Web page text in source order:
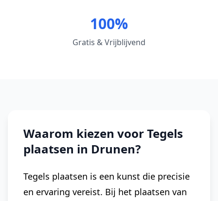
100%
Gratis & Vrijblijvend
Waarom kiezen voor Tegels
plaatsen in Drunen?
Tegels plaatsen is een kunst die precisie
en ervaring vereist. Bij het plaatsen van